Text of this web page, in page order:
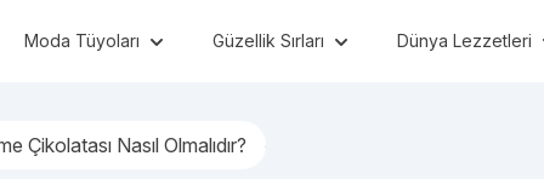
Moda Tüyoları Güzellik Sırları Dünya Lezzetleri
Çikolatası Nasıl Olmalıdır?